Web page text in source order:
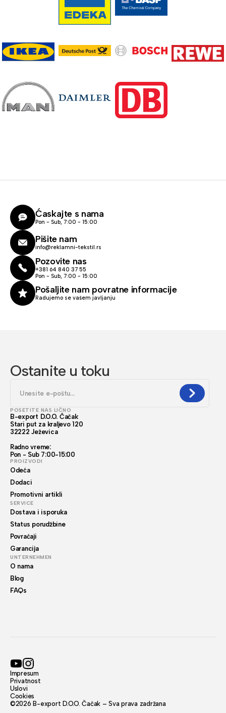
Ćaskajte s nama
Pon - Sub, 7:00 - 15:00
Pišite nam
info@reklamni-tekstil.rs
Pozovite nas
+381 64 840 37 55
Pon - Sub, 7:00 - 15:00
Pošaljite nam povratne informacije
Radujemo se vašem javljanju
Ostanite u toku
POSETITE NAS LIČNO
B-export D.O.O. Čačak
Stari put za kraljevo 120
32222 Ježevica
Radno vreme:
Pon - Sub 7:00-15:00
PROIZVODI
Odeća
Dodaci
Promotivni artikli
SERVICE
Dostava i isporuka
Status porudžbine
Povraćaji
Garancija
UNTERNEHMEN
O nama
Blog
FAQs
©2026 B-export D.O.O. Čačak – Sva prava zadržana
Impresum
Privatnost
Uslovi
Cookies